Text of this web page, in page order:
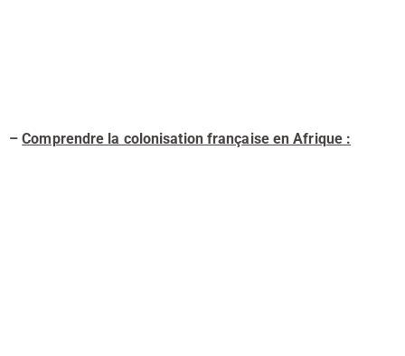
–Comprendre la colonisation française en Afrique :